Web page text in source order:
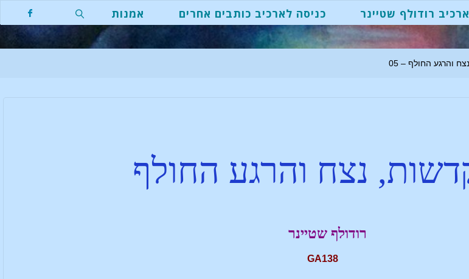
רודולף שטיינר כניסה לארכיב כותבים אחרים אמנות
והרגע החולף – 05
נצח והרגע החולף
רודולף שטיינר
GA138